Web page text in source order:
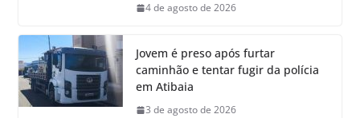
4 de agosto de 2026
Jovem é preso após furtar
caminhão e tentar fugir da polícia
em Atibaia
3 de agosto de 2026